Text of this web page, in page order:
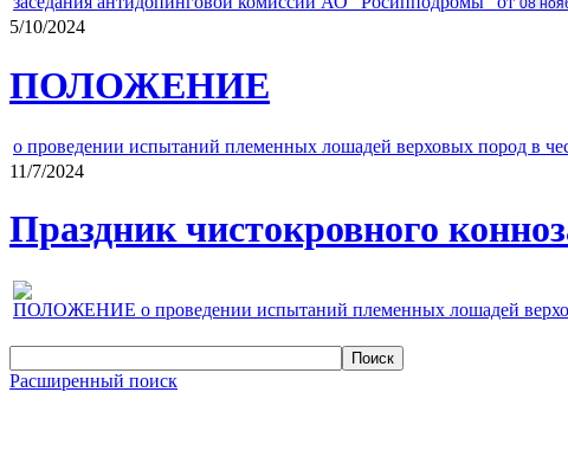
08
5/10/2024
ПОЛОЖЕНИЕ
о проведении испытаний племенных лошадей верховых пород в
11/7/2024
Праздник чистокровного
ПОЛОЖЕНИЕ о проведении испытаний племенных лошадей
Расширенный поиск